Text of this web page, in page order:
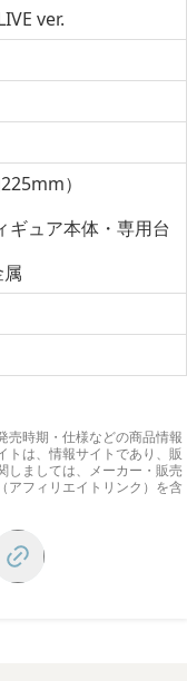
ver.
）
ギュア本体・専用台
売時期・仕様などの商品情報
トは、情報サイトであり、販
しましては、メーカー・販売
アフィリエイトリンク）を含